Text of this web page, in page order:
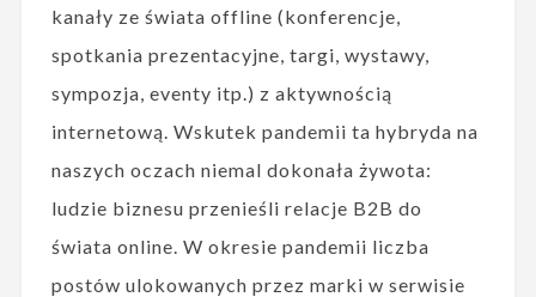
kanały ze świata offline (konferencje,
spotkania prezentacyjne, targi, wystawy,
sympozja, eventy itp.) z aktywnością
internetową. Wskutek pandemii ta hybryda na
naszych oczach niemal dokonała żywota:
ludzie biznesu przenieśli relacje B2B do
świata online. W okresie pandemii liczba
postów ulokowanych przez marki w serwisie